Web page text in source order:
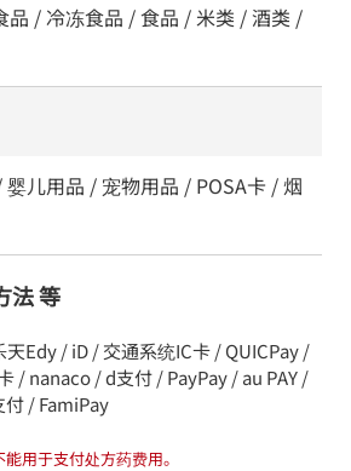
品 / 冷冻食品 / 食品 / 米类 / 酒类 /
儿用品 / 宠物用品 / POSA卡 / 烟
法 等
天Edy / iD / 交通系统IC卡 / QUICPay /
/ nanaco / d支付 / PayPay / au PAY /
/ FamiPay
用于支付处方药费用。